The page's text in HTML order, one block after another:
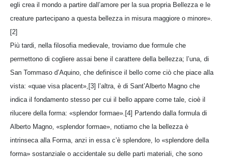
egli crea il mondo a partire dall’amore per la sua propria Bellezza e le
creature partecipano a questa bellezza in misura maggiore o minore».
[2]
Più tardi, nella filosofia medievale, troviamo due formule che
permettono di cogliere assai bene il carattere della bellezza; l’una, di
San Tommaso d’Aquino, che definisce il bello come ciò che piace alla
vista: «quae visa placent»,[3] l’altra, è di Sant’Alberto Magno che
indica il fondamento stesso per cui il bello appare come tale, cioè il
rilucere della forma: «splendor formae».[4] Partendo dalla formula di
Alberto Magno, «splendor formae», notiamo che la bellezza è
intrinseca alla Forma, anzi in essa c’è splendore, lo «splendore della
forma» sostanziale o accidentale su delle parti materiali, che sono